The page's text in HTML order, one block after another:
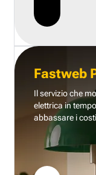
Fastweb
Il servizio che
elettrica in
abbassare i